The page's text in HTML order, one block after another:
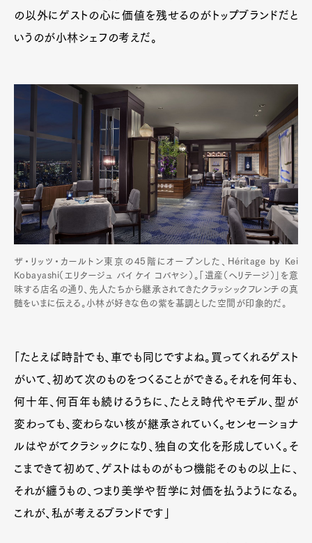
の以外にゲストの心に価値を残せるのがトップブランドだと
いうのが小林シェフの考えだ。
ザ・リッツ・カールトン東京の45階にオープンした、Héritage by Kei
Kobayashi（エリタージュ バイ ケイ コバヤシ）。「遺産（ヘリテージ）」を意
味する店名の通り、先人たちから継承されてきたクラッシックフレンチの真
髄をいまに伝える。小林が好きな色の紫を基調とした空間が印象的だ。
「たとえば時計でも、車でも同じですよね。買ってくれるゲスト
がいて、初めて次のものをつくることができる。それを何年も、
何十年、何百年も続けるうちに、たとえ時代やモデル、型が
変わっても、変わらない核が継承されていく。センセーショナ
ルはやがてクラシックになり、独自の文化を形成していく。そ
こまできて初めて、ゲストはものがもつ機能そのもの以上に、
それが纏うもの、つまり美学や哲学に対価を払うようになる。
これが、私が考えるブランドです」